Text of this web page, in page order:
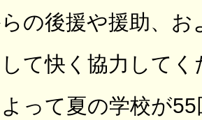
の後援や援助、
て快く協力して
って夏の学校が